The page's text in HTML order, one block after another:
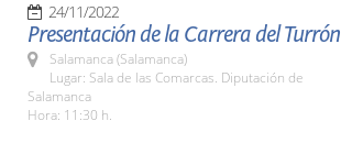
24/11/2022
Presentación de la Carrera del Turrón
Salamanca (Salamanca)
Lugar: Sala de las Comarcas. Diputación de
Salamanca
Hora: 11:30 h.